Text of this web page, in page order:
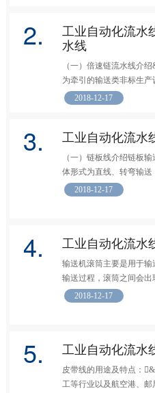
2.
工业自动化流水
水线
（一）倍速链流水线介
为牵引的输送类非标生
2018-12-17
3. 工业自动化流水
（一）链板线介绍链板
体形式为直线、转弯输送
2018-12-17
4. 工业自动化流水
输送机滚筒主要是用于
输送过程，滚筒之间会出
2018-12-17
5. 工业自动化流
皮带线的用途及特点：
工等行业以及航空港、邮